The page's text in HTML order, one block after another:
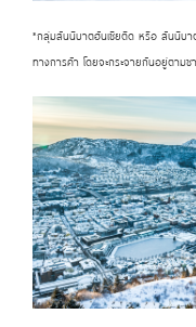
*กลุ่มสันนิบาตฮันเซียติด หรือ สันนิบา
ทางการค้า โดยจะกระจายกันอยู่ตามช